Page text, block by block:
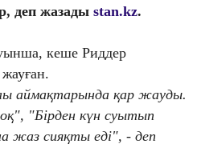
деп жазады stan.kz.
кеше Риддер
аймақтарында қар жауды.
"Бірден күн суытып
жаз сияқты еді", - деп